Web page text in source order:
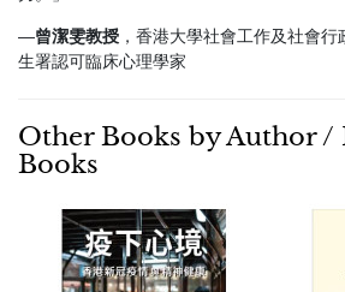
—曾潔雯教授 ，香港大學社會工作及社會
生署認可臨床心理學家
Other Books by Author /
Books